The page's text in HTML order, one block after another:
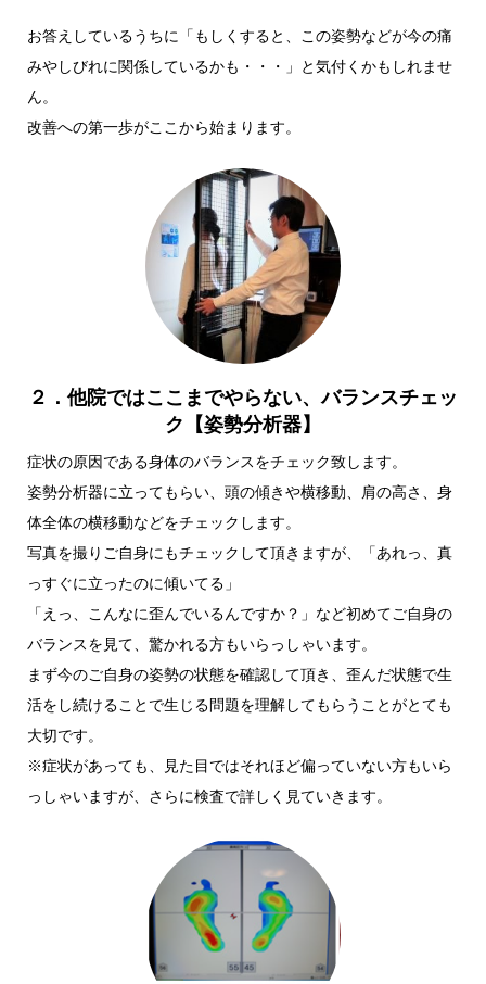
お答えしているうちに「もしくすると、この姿勢などが今の痛
みやしびれに関係しているかも・・・」と気付くかもしれませ
ん。
改善への第一歩がここから始まります。
２．他院ではここまでやらない、バランスチェッ
ク【姿勢分析器】
症状の原因である身体のバランスをチェック致します。
姿勢分析器に立ってもらい、頭の傾きや横移動、肩の高さ、身
体全体の横移動などをチェックします。
写真を撮りご自身にもチェックして頂きますが、「あれっ、真
っすぐに立ったのに傾いてる」
「えっ、こんなに歪んでいるんですか？」など初めてご自身の
バランスを見て、驚かれる方もいらっしゃいます。
まず今のご自身の姿勢の状態を確認して頂き、歪んだ状態で生
活をし続けることで生じる問題を理解してもらうことがとても
大切です。
※症状があっても、見た目ではそれほど偏っていない方もいら
っしゃいますが、さらに検査で詳しく見ていきます。